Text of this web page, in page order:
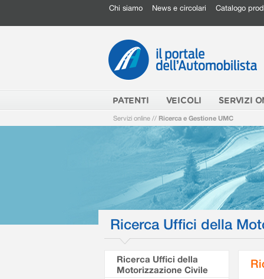
Chi siamo News e circolari Catalogo
PATENTI VEICOLI SERVIZI
Servizi online // Ricerca e Gestione UMC
Ricerca Uffici della
Ricerca Uffici della
Motorizzazione Civile